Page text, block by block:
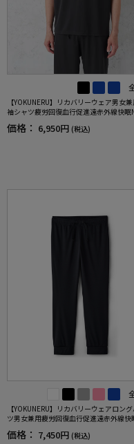
【YOKUNERU】リカバリーウェア男女
袖シャツ疲労回復血行促進遠赤外線快眠
MIX(R)【一般医療機器】SS～LLサイズ
価格： 6,950円 (税込)
【YOKUNERU】リカバリーウェアロン
ツ男女兼用疲労回復血行促進遠赤外線快
NOMIX(R)【一般医療機器】SS～LLサイズ
価格： 7,450円 (税込)